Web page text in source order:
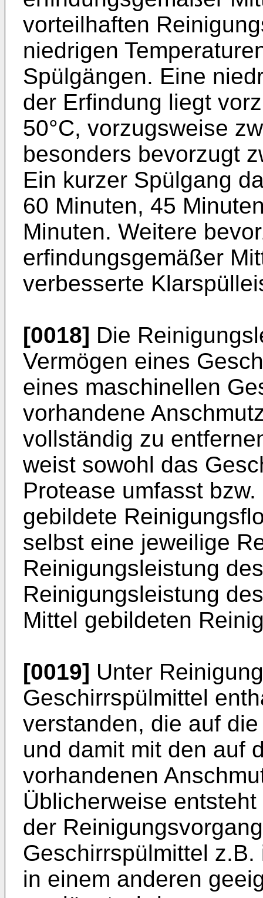
vorteilhaften
niedrigen
Spülgängen. Eine
der Erfindung liegt
50°C, vorzugsweise
besonders bevorzugt
Ein kurzer Spülgang
60 Minuten, 45
Minuten. Weitere
erfindungsgemäßer
verbesserte
[0018] Die
Vermögen eines
eines maschinellen
vorhandene
vollständig zu
weist sowohl das
Protease umfasst
gebildete
selbst eine jeweilige
Reinigungsleistung
Reinigungsleistung
Mittel gebildeten
[0019] Unter
Geschirrspülmittel
verstanden, die auf
und damit mit den auf
vorhandenen
Üblicherweise
der
Geschirrspülmittel
in einem anderen